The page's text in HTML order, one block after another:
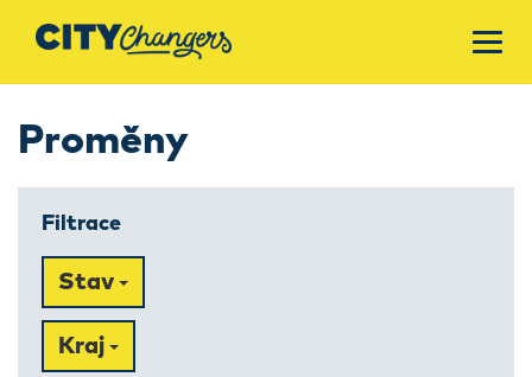
Proměny
Filtrace
Stav
Kraj